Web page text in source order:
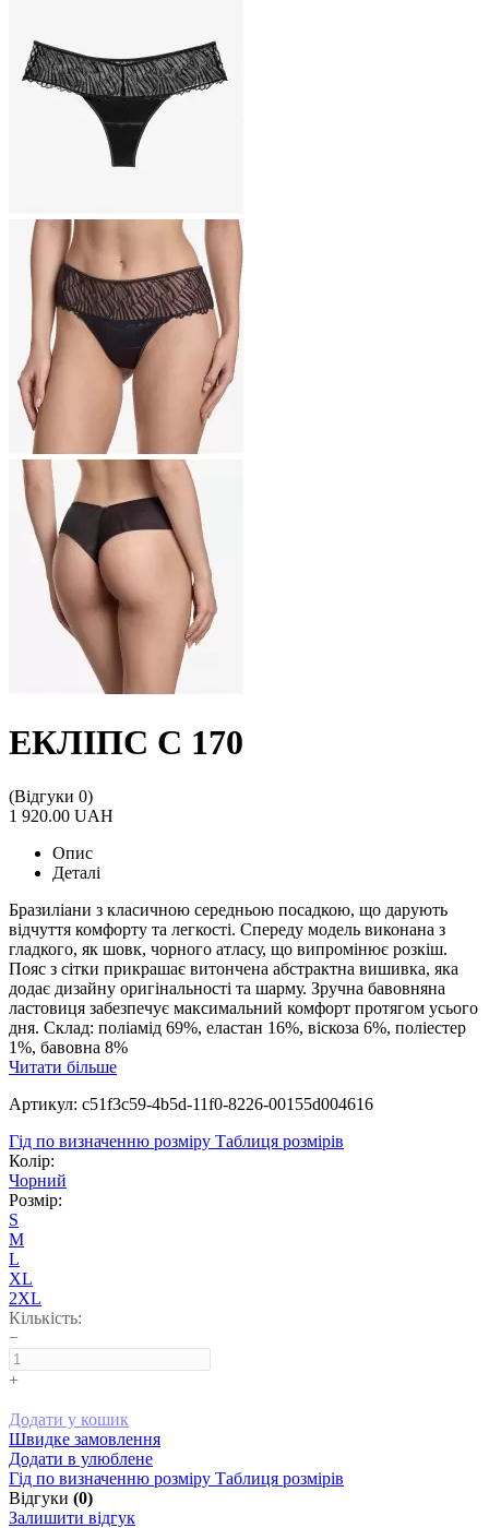
ЕКЛІПС С 170
(Відгуки 0)
1 920.00 UAH
Опис
Деталі
Бразиліани з класичною середньою посадкою, що дарують
відчуття комфорту та легкості. Спереду модель виконана з
гладкого, як шовк, чорного атласу, що випромінює розкіш.
Пояс з сітки прикрашає витончена абстрактна вишивка, яка
додає дизайну оригінальності та шарму. Зручна бавовняна
ластовиця забезпечує максимальний комфорт протягом усього
дня. Склад: поліамід 69%, еластан 16%, віскоза 6%, поліестер
1%, бавовна 8%
Читати більше
Артикул: c51f3c59-4b5d-11f0-8226-00155d004616
Гід по визначенню розміру Таблиця розмірів
Колір:
Чорний
Розмір:
S
M
L
XL
2XL
Кількість:
−
+
Додати у кошик
Швидке замовлення
Додати в улюблене
Гід по визначенню розміру Таблиця розмірів
Відгуки (0)
Залишити відгук